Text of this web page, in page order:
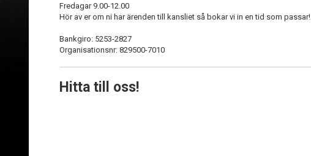
Fredagar 9.00-12.00
Hör av er om ni har ärenden till kansliet så bokar vi in en tid som passar!
Bankgiro: 5253-2827
Organisationsnr: 829500-7010
Hitta till oss!